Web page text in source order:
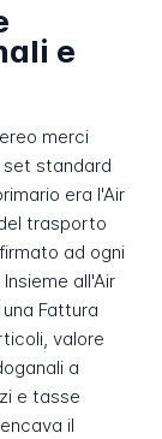
e
merci
set standard
era l'Air
trasporto
ad ogni
all'Air
Fattura
valore
a
e tasse
il